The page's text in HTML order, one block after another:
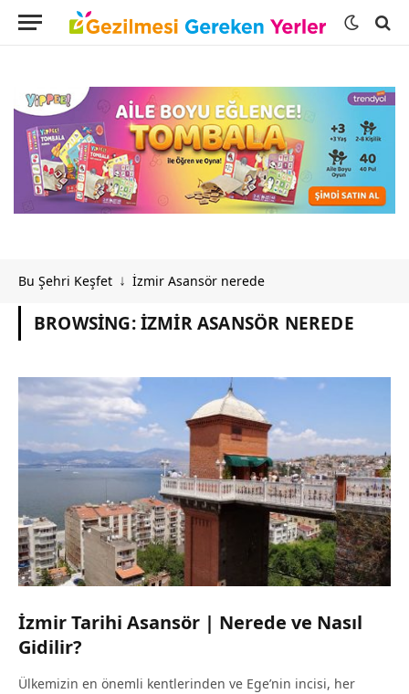
Bu Şehri Keşfet ↓ İzmir Asansör nerede
BROWSING:İZMIR ASANSÖR NEREDE
İzmir Tarihi Asansör | Nerede ve Nasıl
Gidilir?
Ülkemizin en önemli kentlerinden ve Ege’nin incisi, her